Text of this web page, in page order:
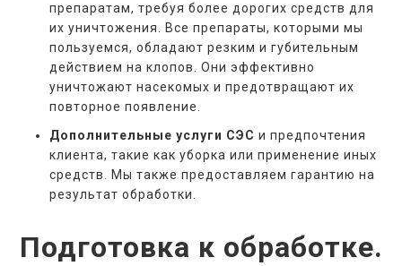
препаратам, требуя более дорогих средств для
их уничтожения. Все препараты, которыми мы
пользуемся, обладают резким и губительным
действием на клопов. Они эффективно
уничтожают насекомых и предотвращают их
повторное появление.
Дополнительные услуги СЭС и предпочтения
клиента, такие как уборка или применение иных
средств. Мы также предоставляем гарантию на
результат обработки.
Подготовка к обработке.